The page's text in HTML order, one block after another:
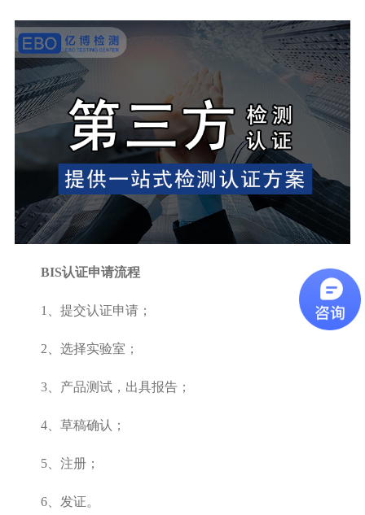
BIS认证申请流程
1、提交认证申请；
2、选择实验室；
3、产品测试，出具报告；
4、草稿确认；
5、注册；
6、发证。